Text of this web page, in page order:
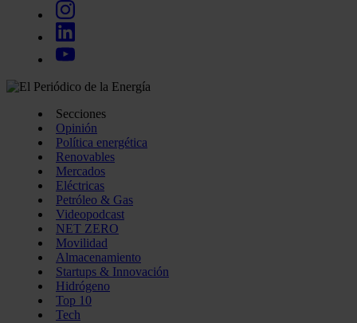
Secciones
Opinión
Política energética
Renovables
Mercados
Eléctricas
Petróleo & Gas
Videopodcast
NET ZERO
Movilidad
Almacenamiento
Startups & Innovación
Hidrógeno
Top 10
Tech